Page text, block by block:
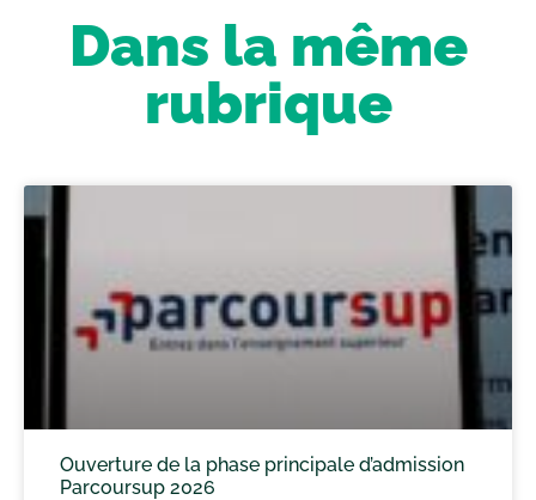
Dans la même
rubrique
Ouverture de la phase principale d’admission
Parcoursup 2026